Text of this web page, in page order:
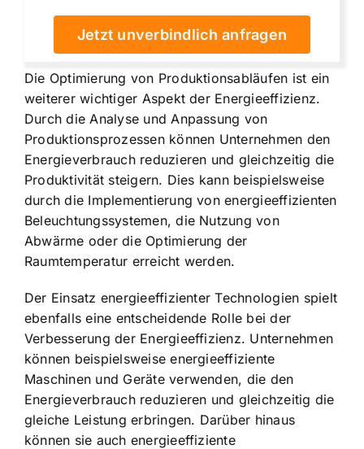
Jetzt unverbindlich anfragen
Die Optimierung von Produktionsabläufen ist ein
weiterer wichtiger Aspekt der Energieeffizienz.
Durch die Analyse und Anpassung von
Produktionsprozessen können Unternehmen den
Energieverbrauch reduzieren und gleichzeitig die
Produktivität steigern. Dies kann beispielsweise
durch die Implementierung von energieeffizienten
Beleuchtungssystemen, die Nutzung von
Abwärme oder die Optimierung der
Raumtemperatur erreicht werden.
Der Einsatz energieeffizienter Technologien spielt
ebenfalls eine entscheidende Rolle bei der
Verbesserung der Energieeffizienz. Unternehmen
können beispielsweise energieeffiziente
Maschinen und Geräte verwenden, die den
Energieverbrauch reduzieren und gleichzeitig die
gleiche Leistung erbringen. Darüber hinaus
können sie auch energieeffiziente